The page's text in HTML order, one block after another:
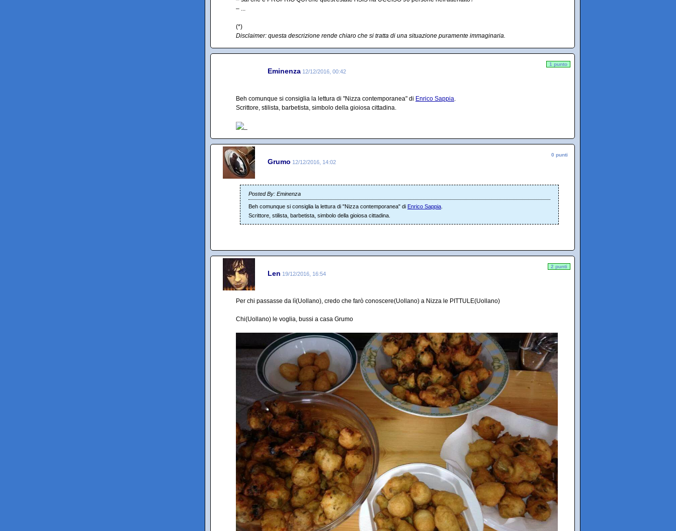
– ...
(*)
Disclaimer: questa descrizione rende chiaro che si tratta di una situazione puramente immaginaria.
Eminenza 12/12/2016, 00:42
1 punto
Beh comunque si consiglia la lettura di "Nizza contemporanea" di Enrico Sappia
Scrittore, stilista, barbetista, simbolo della gioiosa cittadina.
Grumo 12/12/2016, 14:02
0 punti
Posted By: Eminenza
Beh comunque si consiglia la lettura di "Nizza contemporanea" di Enrico Sappia
Scrittore, stilista, barbetista, simbolo della gioiosa cittadina.
Len 19/12/2016, 16:54
2 punti
Per chi passasse da lì(Uollano), credo che farò conoscere(Uollano) a Nizza le PITTULE(Uollano)
Chi(Uollano) le voglia, bussi a casa Grumo